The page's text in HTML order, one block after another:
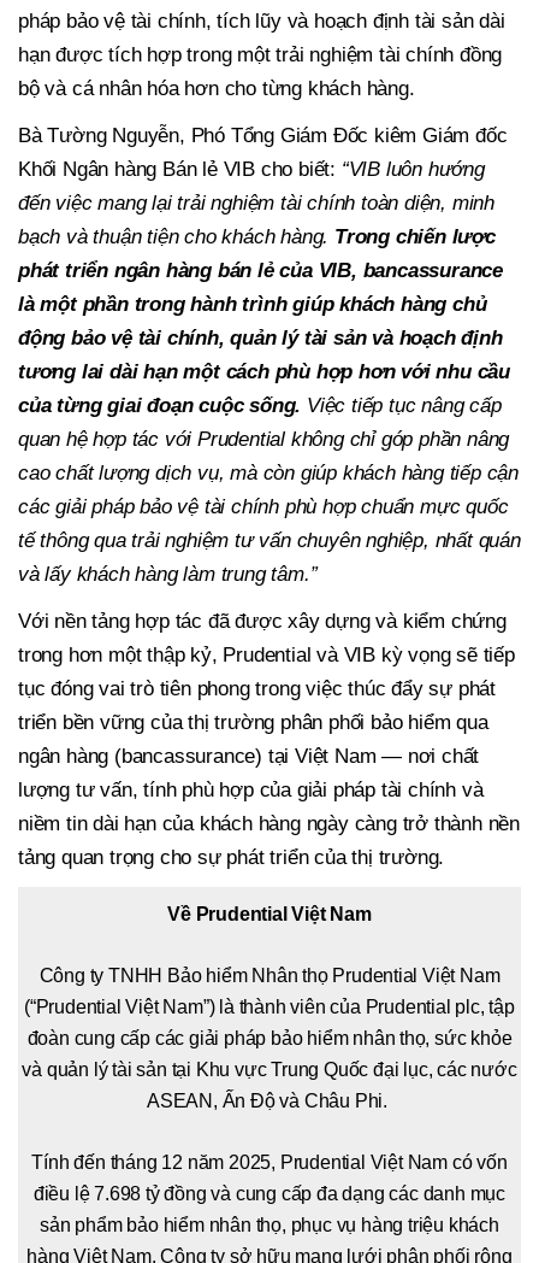
pháp bảo vệ tài chính, tích lũy và hoạch định tài sản dài
hạn được tích hợp trong một trải nghiệm tài chính đồng
bộ và cá nhân hóa hơn cho từng khách hàng.
Bà Tường Nguyễn, Phó Tổng Giám Đốc kiêm Giám đốc
Khối Ngân hàng Bán lẻ VIB cho biết: “VIB luôn hướng
đến việc mang lại trải nghiệm tài chính toàn diện, minh
bạch và thuận tiện cho khách hàng. Trong chiến lược
phát triển ngân hàng bán lẻ của VIB, bancassurance
là một phần trong hành trình giúp khách hàng chủ
động bảo vệ tài chính, quản lý tài sản và hoạch định
tương lai dài hạn một cách phù hợp hơn với nhu cầu
của từng giai đoạn cuộc sống. Việc tiếp tục nâng cấp
quan hệ hợp tác với Prudential không chỉ góp phần nâng
cao chất lượng dịch vụ, mà còn giúp khách hàng tiếp cận
các giải pháp bảo vệ tài chính phù hợp chuẩn mực quốc
tế thông qua trải nghiệm tư vấn chuyên nghiệp, nhất quán
và lấy khách hàng làm trung tâm.”
Với nền tảng hợp tác đã được xây dựng và kiểm chứng
trong hơn một thập kỷ, Prudential và VIB kỳ vọng sẽ tiếp
tục đóng vai trò tiên phong trong việc thúc đẩy sự phát
triển bền vững của thị trường phân phối bảo hiểm qua
ngân hàng (bancassurance) tại Việt Nam — nơi chất
lượng tư vấn, tính phù hợp của giải pháp tài chính và
niềm tin dài hạn của khách hàng ngày càng trở thành nền
tảng quan trọng cho sự phát triển của thị trường.
Về Prudential Việt Nam
Công ty TNHH Bảo hiểm Nhân thọ Prudential Việt Nam
(“Prudential Việt Nam”) là thành viên của Prudential plc, tập
đoàn cung cấp các giải pháp bảo hiểm nhân thọ, sức khỏe
và quản lý tài sản tại Khu vực Trung Quốc đại lục, các nước
ASEAN, Ấn Độ và Châu Phi.
Tính đến tháng 12 năm 2025, Prudential Việt Nam có vốn
điều lệ 7.698 tỷ đồng và cung cấp đa dạng các danh mục
sản phẩm bảo hiểm nhân thọ, phục vụ hàng triệu khách
hàng Việt Nam. Công ty sở hữu mạng lưới phân phối rộng